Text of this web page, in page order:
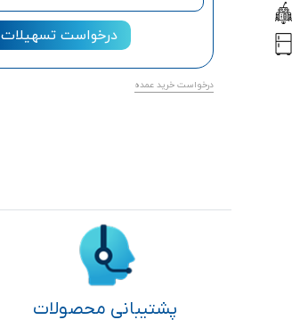
درخواست تسهیلات
درخواست خرید عمده
پشتیبانی محصولات